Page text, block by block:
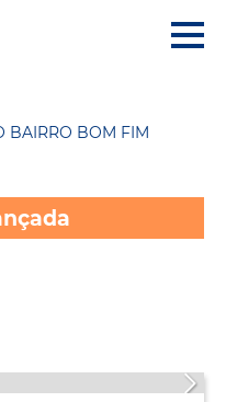
BAIRRO BOM FIM